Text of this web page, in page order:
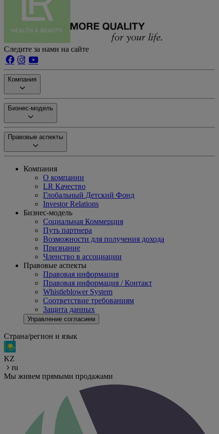
Следите за нами на сайте
Компания
Бизнес-модель
Правовые аспекты
Компания
О компании
LR Качество
Глобальный Детский Фонд
Investor Relations
Бизнес-модель
Социальная Коммерция
Путь партнера
Возможности для получения дохода
Признание
Членство в ассоциации
Правовые аспекты
Правовая информация
Правовая информация / Контакт
Whistleblower System
Соответствие требованиям
Защита данных
Управление согласием
Страна/регион и язык
KZ
ru
Мы живем прямыми продажами